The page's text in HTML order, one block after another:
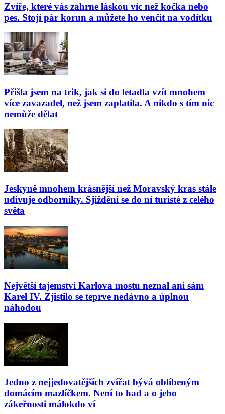
Zvíře, které vás zahrne láskou víc než kočka nebo
pes. Stojí pár korun a můžete ho venčit na vodítku
Přišla jsem na trik, jak si do letadla vzít mnohem
více zavazadel, než jsem zaplatila. A nikdo s tím nic
nemůže dělat
Jeskyně mnohem krásnější než Moravský kras stále
udivuje odborníky. Sjíždění se do ní turisté z celého
světa
Největší tajemství Karlova mostu neznal ani sám
Karel IV. Zjistilo se teprve nedávno a úplnou
náhodou
Jedno z nejjedovatějších zvířat bývá oblíbeným
domácím mazlíčkem. Není to had a o jeho
zákeřnosti málokdo ví